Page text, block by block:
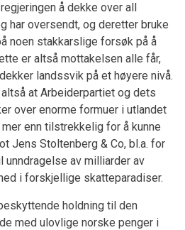
å dekke over all
har oversendt, og deretter bruke
noen stakkarslige forsøk på å
er altså mottakelsen alle får,
landssvik på et høyere nivå.
at Arbeiderpartiet og dets
over enorme formuer i utlandet
enn tilstrekkelig for å kunne
Jens Stoltenberg & Co, bl.a. for
unndragelse av milliarder av
i forskjellige skatteparadiser.
holdning til den
med ulovlige norske penger i